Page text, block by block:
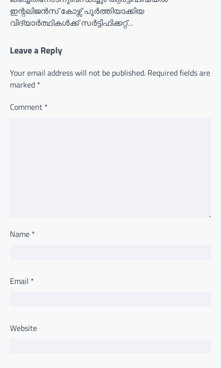
ഇന്റലിജൻസ് കോഴ്സ് പൂർത്തിയാക്കിയ
വിദ്യാർത്ഥികൾക്ക് സർട്ടിഫിക്കറ്റ്…
Leave a Reply
Your email address will not be published. Required fields are
marked *
Comment *
Name *
Email *
Website